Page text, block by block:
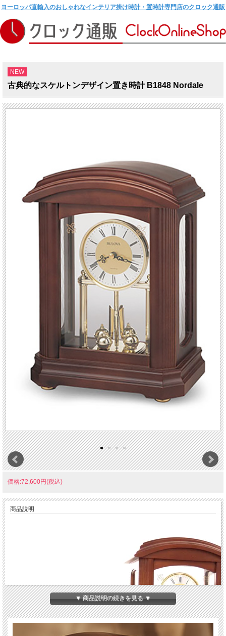
ヨーロッパ直輸入のおしゃれなインテリア掛け時計・置時計専門店のクロック通販
NEW
古典的なスケルトンデザイン置き時計 B1848 Nordale
価格:72,600円(税込)
商品説明
▼ 商品説明の続きを見る ▼